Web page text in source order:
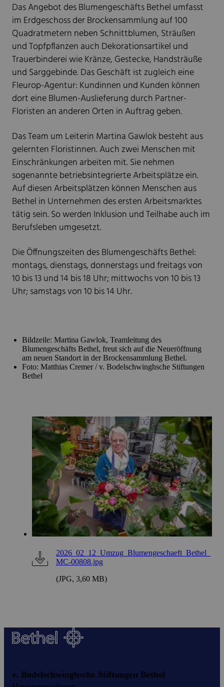
Das Angebot des Blumengeschäfts Bethel umfasst
im Erdgeschoss der Brockensammlung auf 100
Quadratmetern neben Schnittblumen, Sträußen
und Topfpflanzen auch Dekorationsartikel und
Trauerbinderei wie Kränze, Gestecke, Handsträuße
und Sarggebinde. Das Geschäft ist zugleich eine
Fleurop-Agentur: Kundinnen und Kunden können
dort eine Blumen-Auslieferung durch Partner-
Floristen an anderen Orten in Auftrag geben.
Das Team um Leiterin Martina Gawlok besteht aus
gelernten Floristinnen. Auch zwei Menschen mit
Einschränkungen arbeiten mit. Sie nehmen
sogenannte betriebsintegrierte Arbeitsplätze ein.
Auf diesen Arbeitsplätzen können Menschen aus
Bethel in Unternehmen des ersten Arbeitsmarktes
tätig sein. So werden Inklusion und Teilhabe auch im
Berufsleben umgesetzt.
Die Öffnungszeiten des Blumengeschäfts Bethel:
montags, dienstags, donnerstags und freitags von
10 bis 13 und 14 bis 18 Uhr; mittwochs von 10 bis 13
Uhr; samstags von 10 bis 14 Uhr.
Bildzeile: Martina Gawlok, Teamleitung des
Blumengeschäfts Bethel, freut sich auf die Neueröffnung
am neuen Standort in der Brockensammlung Bethel.
Foto: Matthias Cremer / v. Bodelschwinghsche Stiftungen
Bethel
2026_02_12_Umzug_Blumengeschaeft_Bethel_
MC-00808.jpg
(JPG, 3,60 MB)
v. Bodelschwinghsche Stiftungen Bethel